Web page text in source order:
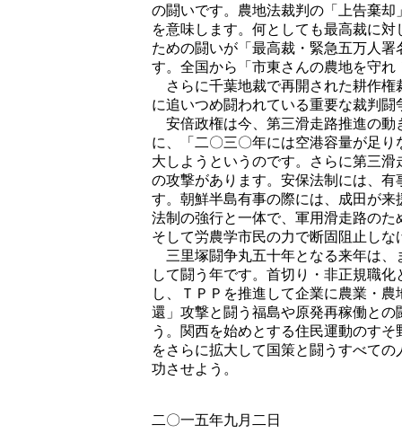
の闘いです。農地法裁判の「上告棄
を意味します。何としても最高裁に
ための闘いが「最高裁・緊急五万人
す。全国から「市東さんの農地を守
さらに千葉地裁で再開された耕作権
に追いつめ闘われている重要な裁判
安倍政権は今、第三滑走路推進の動
に、「二〇三〇年には空港容量が足
大しようというのです。さらに第三
の攻撃があります。安保法制には、
す。朝鮮半島有事の際には、成田が
法制の強行と一体で、軍用滑走路の
そして労農学市民の力で断固阻止しな
三里塚闘争丸五十年となる来年は、
して闘う年です。首切り・非正規職
し、ＴＰＰを推進して企業に農業・
還」攻撃と闘う福島や原発再稼働と
う。関西を始めとする住民運動のす
をさらに拡大して国策と闘うすべて
功させよう。
二〇一五年九月二日